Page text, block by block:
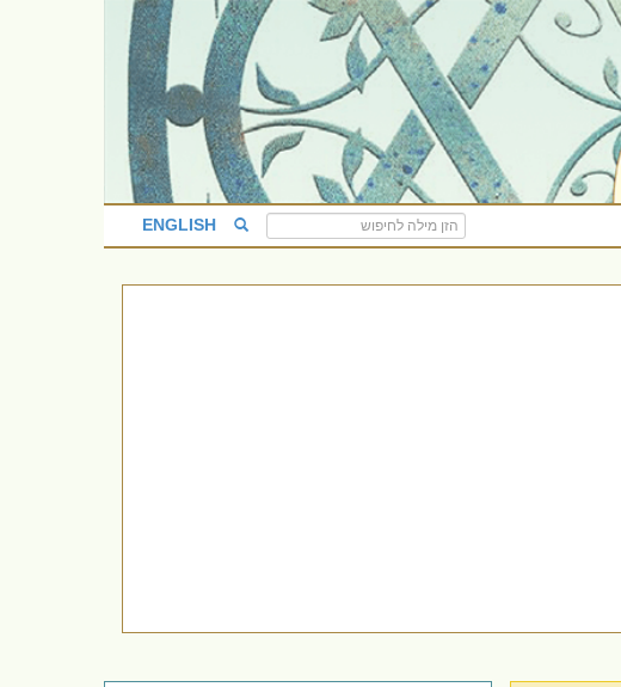
ENGLISH